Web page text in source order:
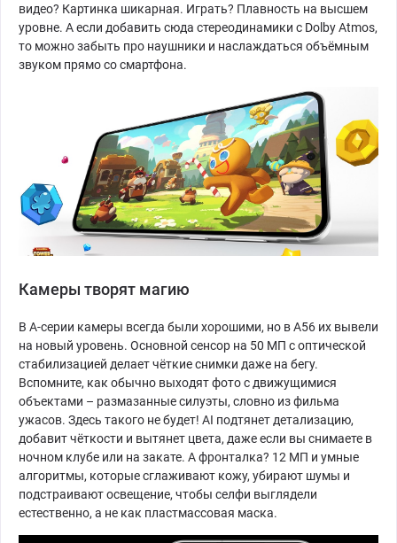
видео? Картинка шикарная. Играть? Плавность на высшем
уровне. А если добавить сюда стереодинамики с Dolby Atmos,
то можно забыть про наушники и наслаждаться объёмным
звуком прямо со смартфона.
Камеры творят магию
В A-серии камеры всегда были хорошими, но в A56 их вывели
на новый уровень. Основной сенсор на 50 МП с оптической
стабилизацией делает чёткие снимки даже на бегу.
Вспомните, как обычно выходят фото с движущимися
объектами – размазанные силуэты, словно из фильма
ужасов. Здесь такого не будет! AI подтянет детализацию,
добавит чёткости и вытянет цвета, даже если вы снимаете в
ночном клубе или на закате. А фронталка? 12 МП и умные
алгоритмы, которые сглаживают кожу, убирают шумы и
подстраивают освещение, чтобы селфи выглядели
естественно, а не как пластмассовая маска.